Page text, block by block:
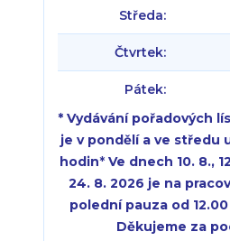
Středa:
Čtvrtek:
Pátek:
* Vydávání pořadových
je v pondělí a ve středu
hodin* Ve dnech 10. 8.,
24. 8. 2026 je na
polední pauza od
Děkujeme za